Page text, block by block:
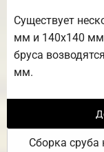
Существует
мм и 140х140
бруса
мм.
Сборка сруба